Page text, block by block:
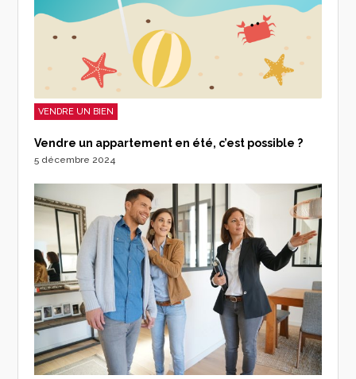
VENDRE UN BIEN
Vendre un appartement en été, c’est possible ?
5 décembre 2024